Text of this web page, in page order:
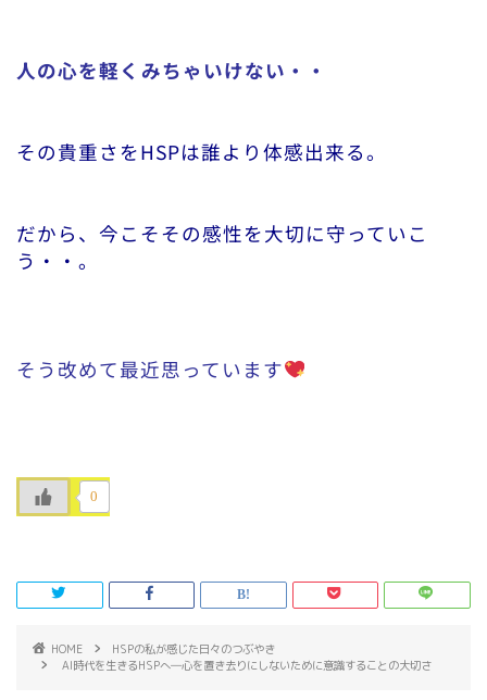
人の心を軽くみちゃいけない・・
その貴重さをHSPは誰より体感出来る。
だから、今こそその感性を大切に守っていこ
う・・。
そう改めて最近思っています
0
HOME
HSPの私が感じた日々のつぶやき
AI時代を生きるHSPへ―心を置き去りにしないために意識することの大切さ